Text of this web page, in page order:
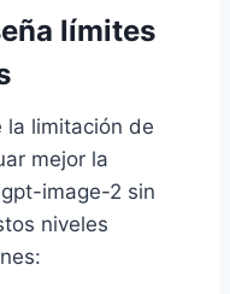
límites
la limitación de
mejor la
image-2 sin
niveles